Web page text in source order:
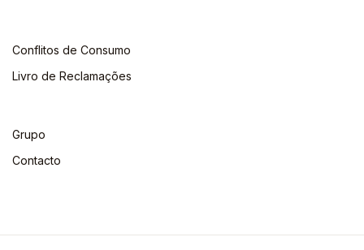
Conflitos de Consumo
Livro de Reclamações
Grupo
Contacto